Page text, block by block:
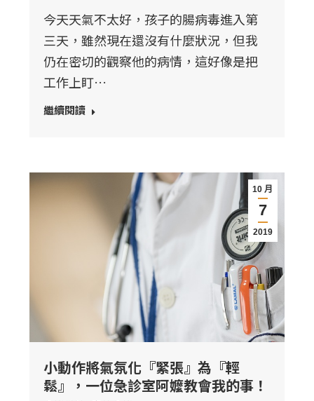
今天天氣不太好，孩子的腸病毒進入第
三天，雖然現在還沒有什麼狀況，但我
仍在密切的觀察他的病情，這好像是把
工作上盯…
繼續閱讀
10 月
7
2019
小動作將氣氛化『緊張』為『輕
鬆』，一位急診室阿嬤教會我的事！